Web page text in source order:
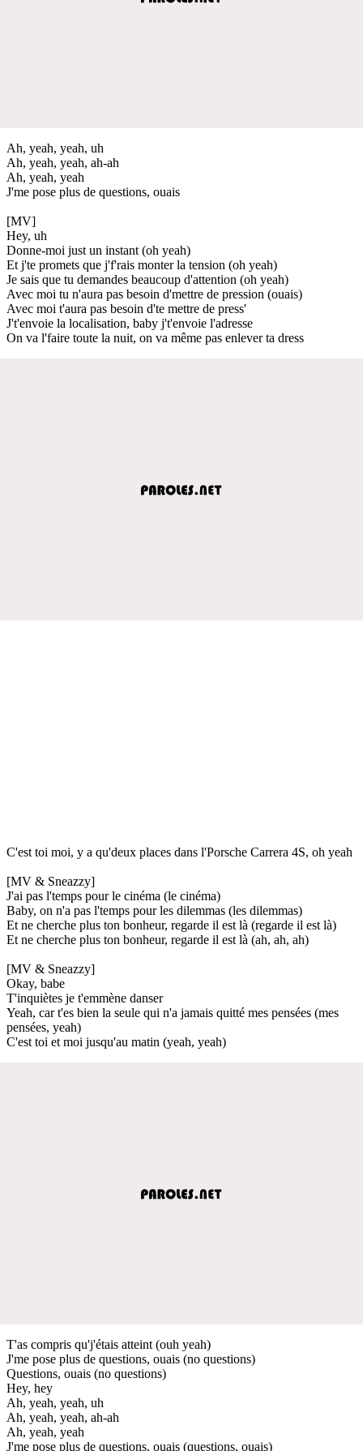
Ah, yeah, yeah, uh
Ah, yeah, yeah, ah-ah
Ah, yeah, yeah
J'me pose plus de questions, ouais
[MV]
Hey, uh
Donne-moi just un instant (oh yeah)
Et j'te promets que j'f'rais monter la tension (oh yeah)
Je sais que tu demandes beaucoup d'attention (oh yeah)
Avec moi tu n'aura pas besoin d'mettre de pression (ouais)
Avec moi t'aura pas besoin d'te mettre de press'
J't'envoie la localisation, baby j't'envoie l'adresse
On va l'faire toute la nuit, on va même pas enlever ta dress
C'est toi moi, y a qu'deux places dans l'Porsche Carrera 4S, oh yeah
[MV & Sneazzy]
J'ai pas l'temps pour le cinéma (le cinéma)
Baby, on n'a pas l'temps pour les dilemmas (les dilemmas)
Et ne cherche plus ton bonheur, regarde il est là (regarde il est là)
Et ne cherche plus ton bonheur, regarde il est là (ah, ah, ah)
[MV & Sneazzy]
Okay, babe
T'inquiètes je t'emmène danser
Yeah, car t'es bien la seule qui n'a jamais quitté mes pensées (mes
pensées, yeah)
C'est toi et moi jusqu'au matin (yeah, yeah)
T'as compris qu'j'étais atteint (ouh yeah)
J'me pose plus de questions, ouais (no questions)
Questions, ouais (no questions)
Hey, hey
Ah, yeah, yeah, uh
Ah, yeah, yeah, ah-ah
Ah, yeah, yeah
J'me pose plus de questions, ouais (questions, ouais)